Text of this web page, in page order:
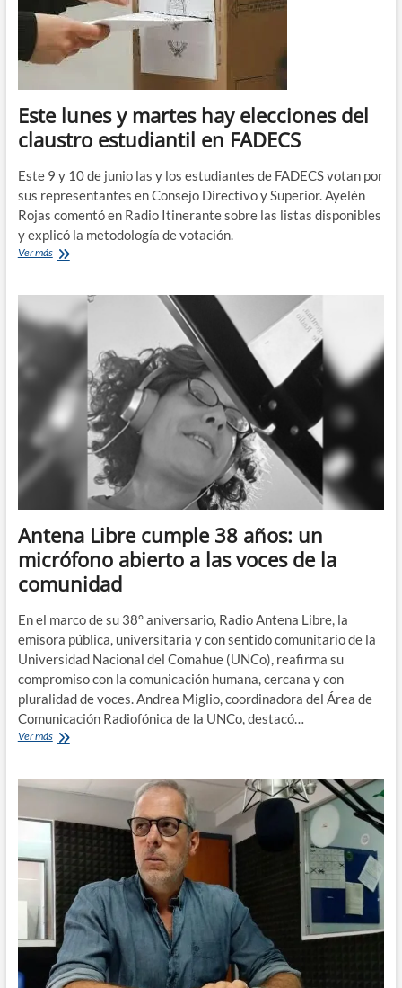
autoritario?
El
análisis
de
Lanza
Este lunes y martes hay elecciones del
claustro estudiantil en FADECS
Este 9 y 10 de junio las y los estudiantes de FADECS votan por
sus representantes en Consejo Directivo y Superior. Ayelén
Rojas comentó en Radio Itinerante sobre las listas disponibles
y explicó la metodología de votación.
Ver másEste
martes
elecciones
claustro
estudiantil
en
FADECS
Antena Libre cumple 38 años: un
micrófono abierto a las voces de la
comunidad
En el marco de su 38° aniversario, Radio Antena Libre, la
emisora pública, universitaria y con sentido comunitario de la
Universidad Nacional del Comahue (UNCo), reafirma su
compromiso con la comunicación humana, cercana y con
pluralidad de voces. Andrea Miglio, coordinadora del Área de
Comunicación Radiofónica de la UNCo, destacó…
Ver másAntena
micrófono
abierto
a
las
voces
de
comunidad